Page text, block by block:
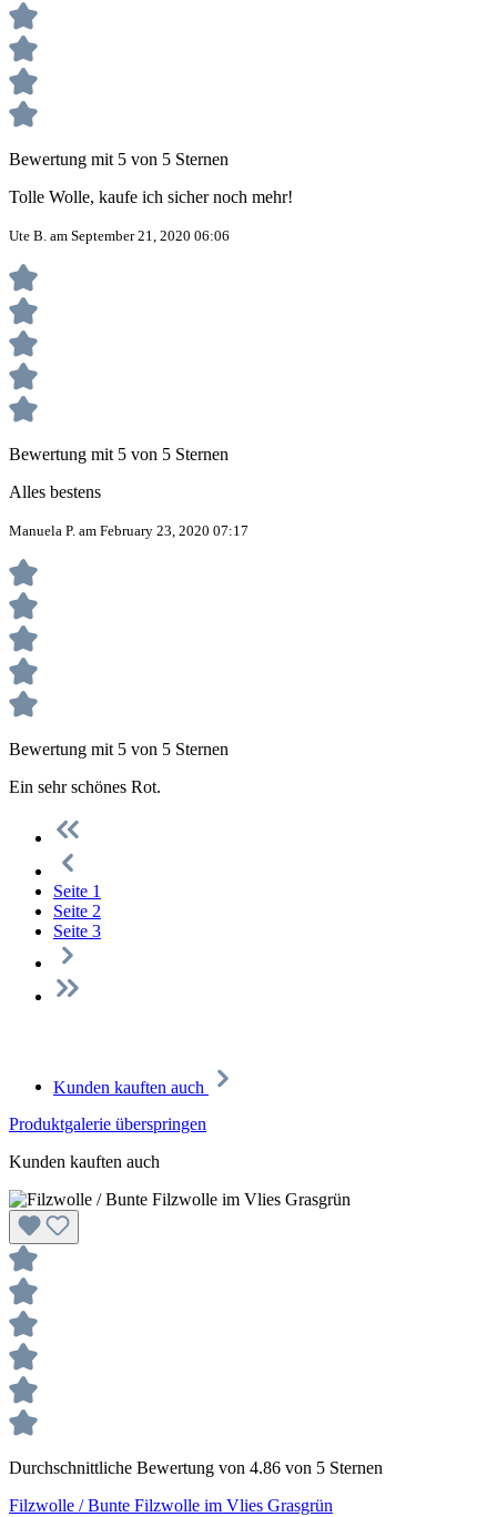
Bewertung mit 5 von 5 Sternen
Tolle Wolle, kaufe ich sicher noch mehr!
Ute B. am September 21, 2020 06:06
Bewertung mit 5 von 5 Sternen
Alles bestens
Manuela P. am February 23, 2020 07:17
Bewertung mit 5 von 5 Sternen
Ein sehr schönes Rot.
Seite 1
Seite 2
Seite 3
Kunden kauften auch
Produktgalerie überspringen
Kunden kauften auch
Durchschnittliche Bewertung von 4.86 von 5 Sternen
Filzwolle / Bunte Filzwolle im Vlies Grasgrün